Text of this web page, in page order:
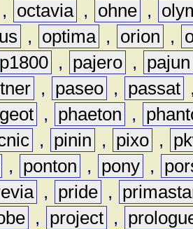
, octavia , ohne ,
, optima , orion ,
p1800 , pajero ,
pajun
, paseo , passat
, phaeton ,
, pinin , pixo ,
, ponton , pony ,
, pride ,
, project ,